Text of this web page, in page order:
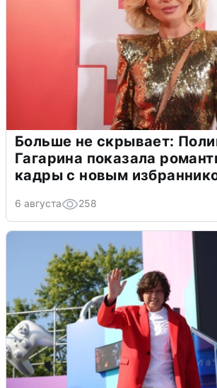
Больше не скрывает:
Гагарина показала
кадры с новым
6 августа 258